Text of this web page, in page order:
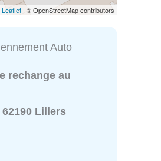
Leaflet | © OpenStreetMap contributors
Auto
rechange au
62190 Lillers